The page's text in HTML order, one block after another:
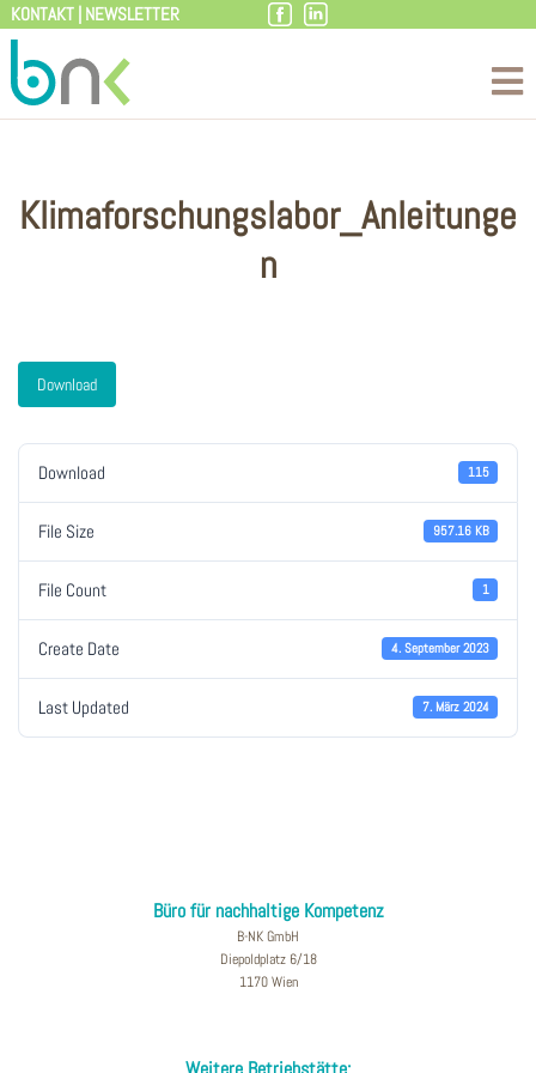
Zum
Inhalt
KONTAKT| NEWSLETTER
Klimaforschungslabor_Anleitunge
n
Download
Download 115
File Size 957.16 KB
File Count 1
Create Date 4. September 2023
Last Updated 7. März 2024
Büro für nachhaltige Kompetenz
B-NK GmbH
Diepoldplatz 6/18
1170 Wien